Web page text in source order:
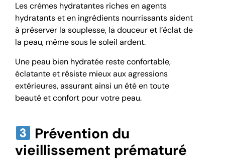
Les crèmes hydratantes riches en agents
hydratants et en ingrédients nourrissants aident
à préserver la souplesse, la douceur et l’éclat de
la peau, même sous le soleil ardent.
Une peau bien hydratée reste confortable,
éclatante et résiste mieux aux agressions
extérieures, assurant ainsi un été en toute
beauté et confort pour votre peau.
Prévention du
vieillissement prématuré